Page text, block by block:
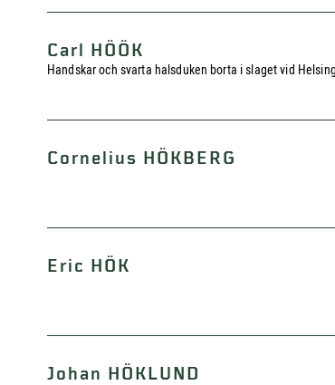
Carl HÖÖK
Handskar och svarta halsduken borta i slaget vid
Cornelius HÖKBERG
Eric HÖK
Johan HÖKLUND